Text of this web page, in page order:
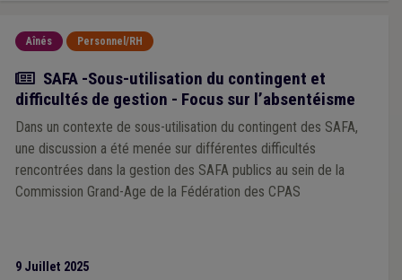
Aînés Personnel/RH
Actualité
SAFA -Sous-utilisation du contingent et
difficultés de gestion - Focus sur l’absentéisme
Dans un contexte de sous-utilisation du contingent des SAFA,
une discussion a été menée sur différentes difficultés
rencontrées dans la gestion des SAFA publics au sein de la
Commission Grand-Age de la Fédération des CPAS
9 Juillet 2025